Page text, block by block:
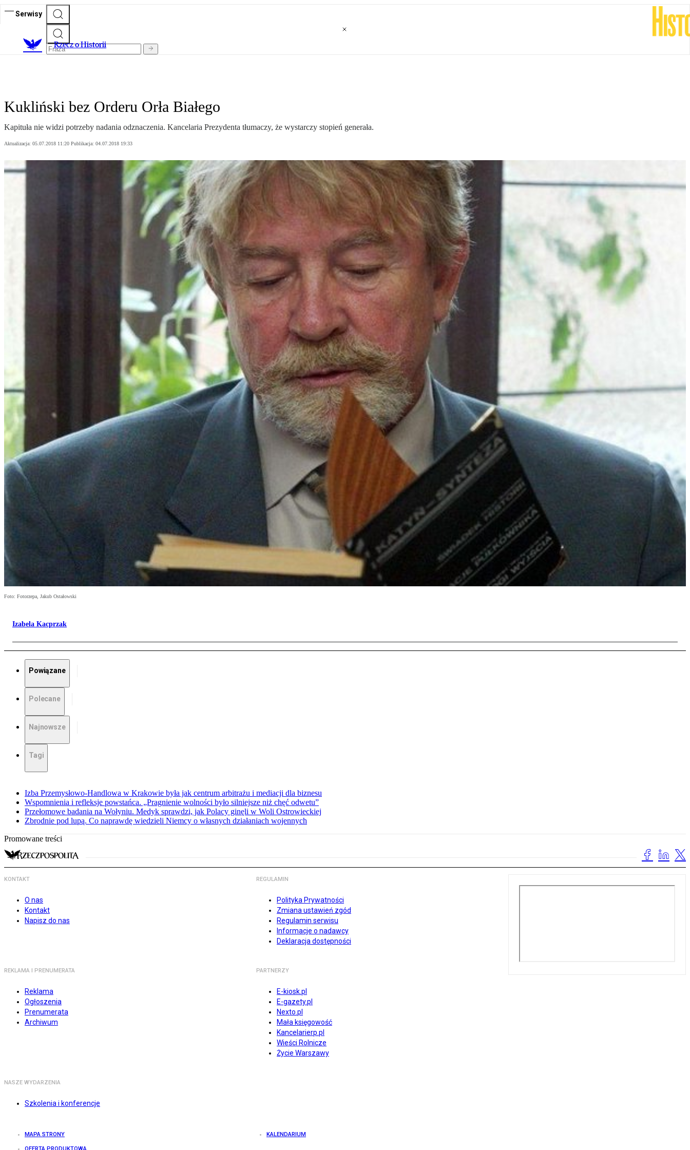
Serwisy
Rzecz o Historii
Kukliński bez Orderu Orła Białego
Kapituła nie widzi potrzeby nadania odznaczenia. Kancelaria Prezydenta tłumaczy, że wystarczy stopień generała.
Aktualizacja: 05.07.2018 11:20 Publikacja: 04.07.2018 19:33
Foto: Fotorzepa, Jakub Ostałowski
Izabela Kacprzak
Powiązane
Polecane
Najnowsze
Tagi
Izba Przemysłowo-Handlowa w Krakowie była jak centrum arbitrażu i mediacji dla biznesu
Wspomnienia i refleksje powstańca. „Pragnienie wolności było silniejsze niż chęć odwetu”
Przełomowe badania na Wołyniu. Medyk sprawdzi, jak Polacy ginęli w Woli Ostrowieckiej
Zbrodnie pod lupą. Co naprawdę wiedzieli Niemcy o własnych działaniach wojennych
Promowane treści
KONTAKT
O nas
Kontakt
Napisz do nas
REGULAMIN
Polityka Prywatności
Zmiana ustawień zgód
Regulamin serwisu
Informacje o nadawcy
Deklaracja dostępności
REKLAMA I PRENUMERATA
Reklama
Ogłoszenia
Prenumerata
Archiwum
PARTNERZY
E-kiosk.pl
E-gazety.pl
Nexto.pl
Mała księgowość
Kancelarierp.pl
Wieści Rolnicze
Życie Warszawy
NASZE WYDARZENIA
Szkolenia i konferencje
MAPA STRONY KALENDARIUM